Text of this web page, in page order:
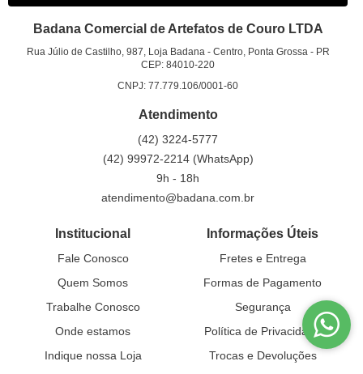
Badana Comercial de Artefatos de Couro LTDA
Rua Júlio de Castilho, 987, Loja Badana- Centro, Ponta Grossa- PR
CEP: 84010-220
CNPJ: 77.779.106/0001-60
Atendimento
(42) 3224-5777
(42) 99972-2214 (WhatsApp)
9h - 18h
atendimento@badana.com.br
Institucional
Fale Conosco
Quem Somos
Trabalhe Conosco
Onde estamos
Indique nossa Loja
Informações Úteis
Fretes e Entrega
Formas de Pagamento
Segurança
Política de Privacidade
Trocas e Devoluções